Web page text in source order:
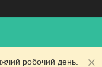
робочий день.